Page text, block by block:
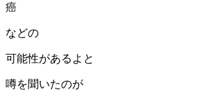
癌
などの
可能性があるよと
噂を聞いたのが